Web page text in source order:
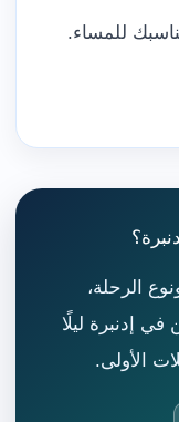
للمساء.
الرحلة،
إدنبرة ليلًا
الأولى.